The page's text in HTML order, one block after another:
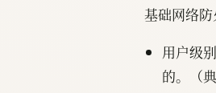
基础网络
用户级
的。（